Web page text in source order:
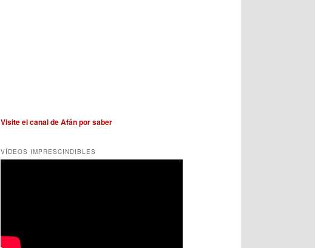
Visite el canal de Afán por saber
VÍDEOS IMPRESCINDIBLES